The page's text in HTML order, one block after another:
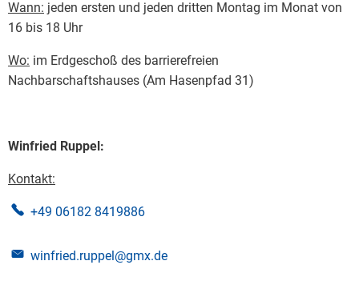
Wann: jeden ersten und jeden dritten Montag im Monat von
16 bis 18 Uhr
Wo: im Erdgeschoß des barrierefreien
Nachbarschaftshauses (Am Hasenpfad 31)
Winfried Ruppel:
Kontakt:
+49 06182 8419886
winfried.ruppel@gmx.de